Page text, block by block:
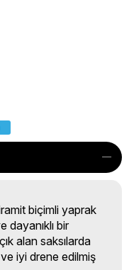
biçimli yaprak
dayanıklı bir
alan saksılarda
iyi drene edilmiş